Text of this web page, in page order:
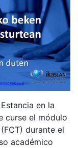
en la
curse el módulo
durante el
académico